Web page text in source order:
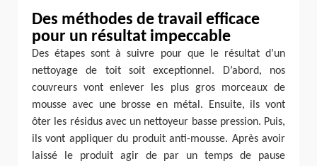
Des méthodes de travail efficace
pour un résultat impeccable
Des étapes sont à suivre pour que le résultat d’un
nettoyage de toit soit exceptionnel. D’abord, nos
couvreurs vont enlever les plus gros morceaux de
mousse avec une brosse en métal. Ensuite, ils vont
ôter les résidus avec un nettoyeur basse pression. Puis,
ils vont appliquer du produit anti-mousse. Après avoir
laissé le produit agir de par un temps de pause